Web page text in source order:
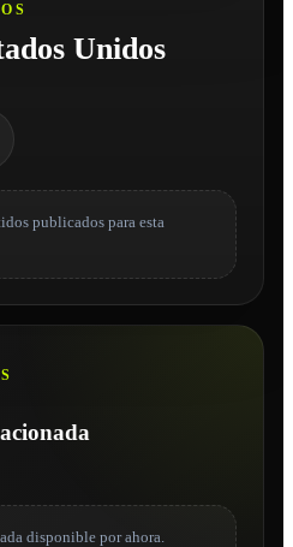
Unidos
publicados para esta
disponible por ahora.